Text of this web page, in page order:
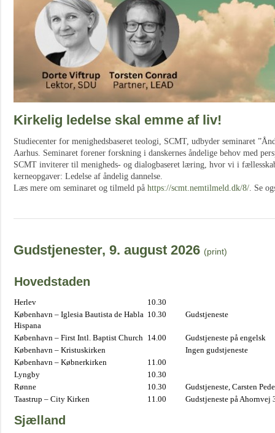
Kirkelig ledelse skal emme af liv!
Studiecenter for menighedsbaseret teologi, SCMT, udbyder seminaret
Aarhus. Seminaret forener forskning i danskernes åndelige behov med
SCMT inviterer til menigheds- og dialogbaseret læring, hvor vi i
kerneopgaver: Ledelse af åndelig dannelse.
Læs mere om seminaret og tilmeld på https://scmt.nemtilmeld.dk/8/. Se
Gudstjenester, 9. august 2026 (print)
Hovedstaden
Herlev
10.30
København – Iglesia Bautista de Habla
Hispana
10.30 Gudstjeneste
København – First Intl. Baptist Church 14.00
Gudstjeneste på engelsk
København – Kristuskirken
Ingen gudstjeneste
København – Købnerkirken
11.00
Lyngby
10.30
Rønne
10.30
Gudstjeneste, Carsten
Taastrup – City Kirken
11.00 Gudstjeneste på Ahornvej
Sjælland